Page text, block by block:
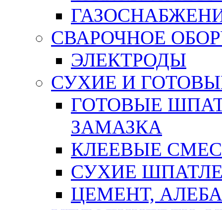
СВАРОЧНОЕ
ЭЛЕКТРОДЫ
СУХИЕ И
ГОТОВЫЕ
ЗАМАЗКА
КЛЕЕВЫЕ
СУХИЕ
ЦЕМЕНТ,